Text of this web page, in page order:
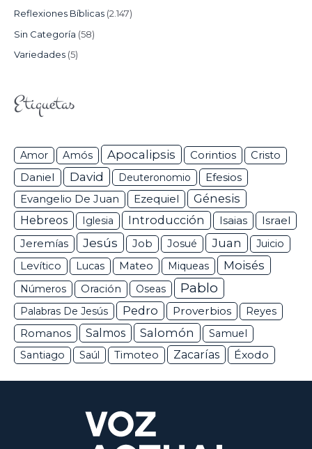
Reflexiones Bíblicas (2.147)
Sin Categoría (58)
Variedades (5)
Etiquetas
Amor Amós Apocalipsis Corintios Cristo
Daniel David Deuteronomio Efesios
Evangelio De Juan Ezequiel
Génesis
Hebreos
Iglesia Introducción Isaias Israel
Jeremías Jesús Job Josué Juan
Juicio
Levítico
Lucas Mateo Miqueas Moisés
Números Oración Oseas Pablo
Palabras De Jesús Pedro Proverbios Reyes
Romanos Salmos Salomón
Samuel
Santiago
Saúl Timoteo Zacarías Éxodo